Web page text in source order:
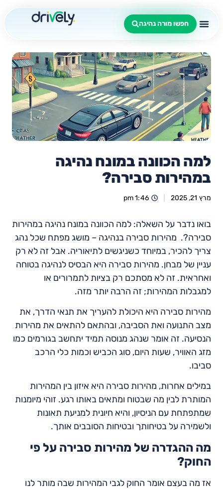
חפשו מורה נהיגה
למה הכוונה במונח נהיגה
במהירות סבירה?
מרץ 21, 2025 1:46 pm
בואו נדבר על השאלה: למה הכוונה במונח נהיגה במהירות
סבירה?. מהירות סבירה בנהיגה – מושג מפתח שכל נהג
צריך להכיר, במיוחד כשניגשים לתיאוריה. אבל זה לא רק
עניין של מבחן. מהירות סבירה היא הבסיס לנהיגה בטוחה
ואחראית. זה לא מסתכם רק בציות לתמרורים או
למגבלות המהירות; זה הרבה יותר מזה.
מהירות סבירה היא היכולת להעריך את תנאי הדרך, את
מצב התנועה ואת הסביבה, ובהתאם להתאים את מהירות
הנסיעה. זה אומר שנהג מנוסה תמיד יתחשב בגורמים כמו
מזג האוויר, שעות היום, סוג הכביש וכמות כלי הרכב
סביבו.
במילים אחרות, מהירות סבירה היא איזון בין המהירות
המותרת לבין מה שבטוח ומתאים באותו רגע. זוהי מיומנות
שמתפתחת עם הניסיון, והיא חיונית למניעת תאונות
ולשמירה על בטיחותך ובטיחות הסובבים אותך.
מה ההגדרה של מהירות סבירה על פי
החוק?
אז מה בעצם אומר החוק לגבי המהירות שבה מותר לנו